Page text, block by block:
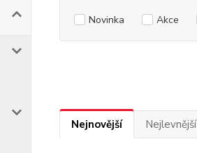
Novinka Akce
Nejnovější Nejlevnější